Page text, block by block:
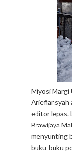
Miyosi Margi
Ariefiansyah
editor lepas.
Brawijaya
menyunting
buku-buku